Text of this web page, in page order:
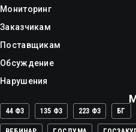
Мониторинг
Заказчикам
Поставщикам
Обсуждение
Нарушения
44 ФЗ 135 ФЗ 223 ФЗ БГ